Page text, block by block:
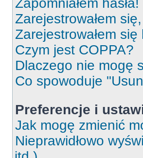
Zapomniałem hasła!
Zarejestrowałem
Zarejestrowałem
Czym jest COPPA?
Dlaczego nie mogę
Co spowoduje
Preferencje i
Jak mogę zmienić
Nieprawidłowo